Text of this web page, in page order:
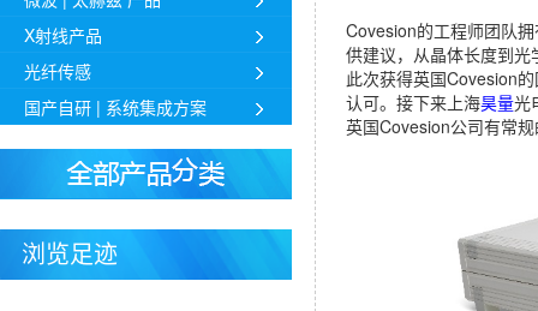
X射线产品
光纤传感
国产自研 | 系统集成方案
浏览足迹
Covesion的工程师团队
供建议，从晶体长度到
此次获得英国Covesion
认可。接下来上海昊量光
英国Covesion公司有常